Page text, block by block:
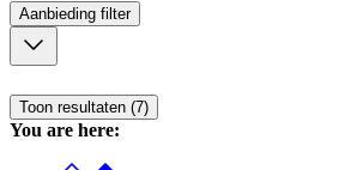
Aanbieding filter
Toon resultaten (7)
You are here: